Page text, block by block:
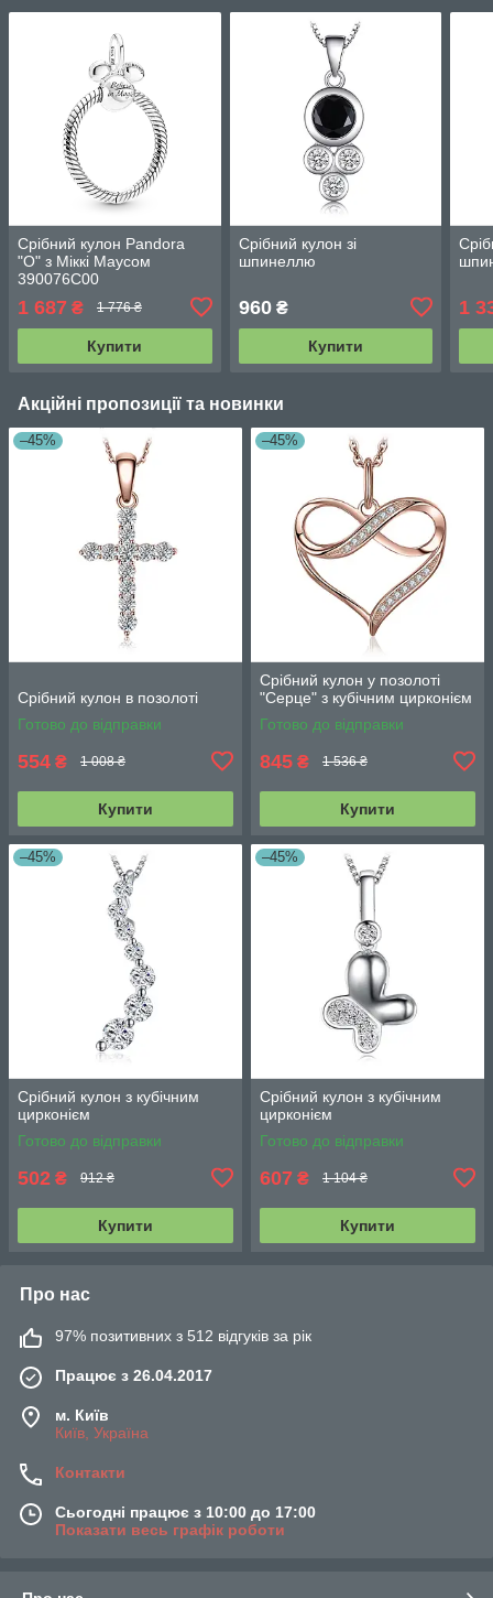
Срібний кулон Pandora
"О" з Міккі Маусом
390076C00
1 687 ₴ 1 776 ₴
Купити
Срібний кулон зі
шпинеллю
960₴
Купити
1
Акційні пропозиції та новинки
–45%
Срібний кулон в позолоті
Готово до відправки
554 ₴ 1 008 ₴
Купити
–45%
Срібний кулон у позолоті
"Серце" з кубічним цирконієм
Готово до відправки
845 ₴ 1 536 ₴
Купити
–45%
Срібний кулон з кубічним
цирконієм
Готово до відправки
502 ₴ 912 ₴
Купити
–45%
Срібний кулон з кубічним
цирконієм
Готово до відправки
607 ₴ 1 104 ₴
Купити
Про нас
97% позитивних з 512 відгуків за рік
Працює з 26.04.2017
м. Київ
Київ, Україна
Контакти
Сьогодні працює з 10:00 до 17:00
Показати весь графік роботи